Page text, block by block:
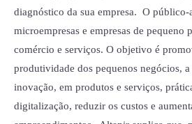
diagnóstico da sua empresa. O
microempresas e empresas de pequeno
comércio e serviços. O objetivo é
produtividade dos pequenos negócios, a
inovação, em produtos e serviços,
digitalização, reduzir os custos e